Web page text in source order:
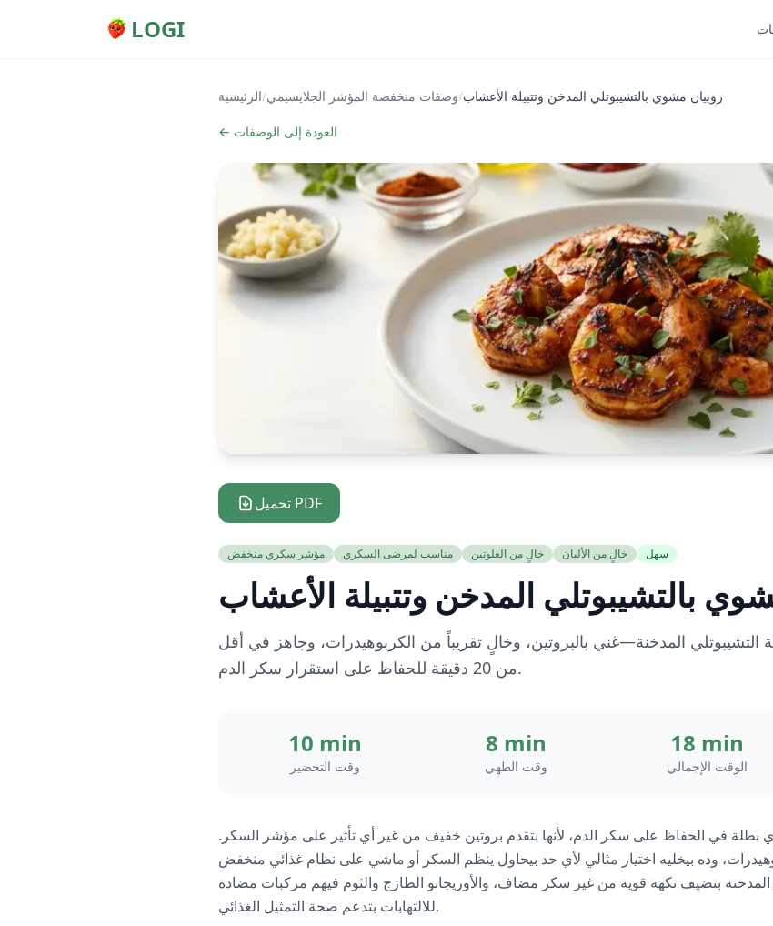
LOGI
الرئيسية/وصفات منخفضة المؤشر الجلايسيمي/روبيان مشوي بالتشيبوتلي المدخن وتتبيلة الأعشاب
← العودة إلى الوصفات
تحميل PDF
مؤشر سكري منخفض مناسب لمرضى السكري خالٍ من الغلوتين خالٍ من الألبان سهل
بالتشيبوتلي المدخن وتتبيلة الأعشاب
المدخنة—غني بالبروتين، وخالٍ تقريباً من الكربوهيدرات، وجاهز في أقل
من 20 دقيقة للحفاظ على استقرار سكر الدم.
10 min
وقت التحضير
8 min
وقت الطهي
18 min
الوقت الإجمالي
بطلة في الحفاظ على سكر الدم، لأنها بتقدم بروتين خفيف من غير أي تأثير على مؤشر السكر.
وده بيخليه اختيار مثالي لأي حد بيحاول ينظم السكر أو ماشي على نظام غذائي منخفض
المدخنة بتضيف نكهة قوية من غير سكر مضاف، والأوريجانو الطازج والثوم فيهم مركبات مضادة
للالتهابات بتدعم صحة التمثيل الغذائي.